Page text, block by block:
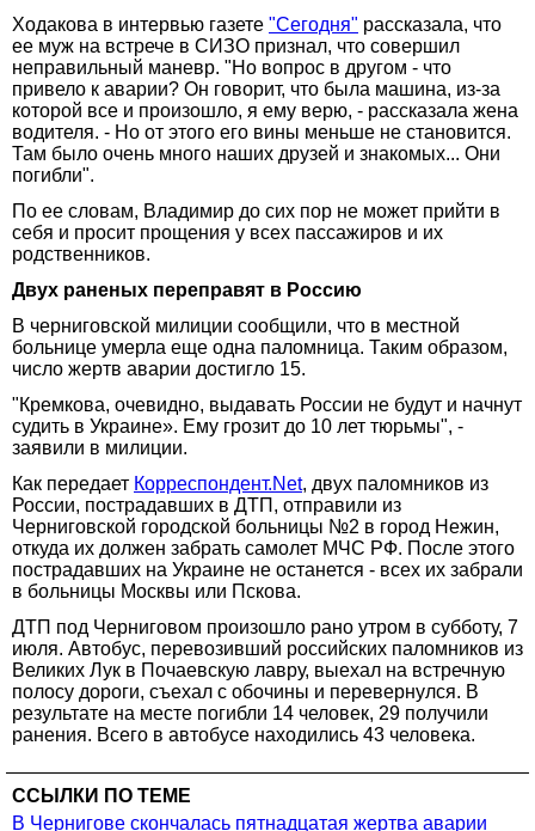
Ходакова в интервью газете "Сегодня" рассказала, что
ее муж на встрече в СИЗО признал, что совершил
неправильный маневр. "Но вопрос в другом - что
привело к аварии? Он говорит, что была машина, из-за
которой все и произошло, я ему верю, - рассказала жена
водителя. - Но от этого его вины меньше не становится.
Там было очень много наших друзей и знакомых... Они
погибли".
По ее словам, Владимир до сих пор не может прийти в
себя и просит прощения у всех пассажиров и их
родственников.
Двух раненых переправят в Россию
В черниговской милиции сообщили, что в местной
больнице умерла еще одна паломница. Таким образом,
число жертв аварии достигло 15.
"Кремкова, очевидно, выдавать России не будут и начнут
судить в Украине». Ему грозит до 10 лет тюрьмы", -
заявили в милиции.
Как передает Корреспондент.Net, двух паломников из
России, пострадавших в ДТП, отправили из
Черниговской городской больницы №2 в город Нежин,
откуда их должен забрать самолет МЧС РФ. После этого
пострадавших на Украине не останется - всех их забрали
в больницы Москвы или Пскова.
ДТП под Черниговом произошло рано утром в субботу, 7
июля. Автобус, перевозивший российских паломников из
Великих Лук в Почаевскую лавру, выехал на встречную
полосу дороги, съехал с обочины и перевернулся. В
результате на месте погибли 14 человек, 29 получили
ранения. Всего в автобусе находились 43 человека.
ССЫЛКИ ПО ТЕМЕ
В Чернигове скончалась пятнадцатая жертва аварии